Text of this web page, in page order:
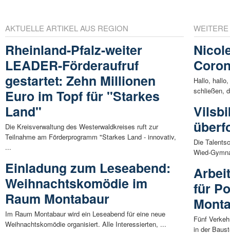
AKTUELLE ARTIKEL AUS REGION
Rheinland-Pfalz-weiter
LEADER-Förderaufruf
gestartet: Zehn Millionen
Euro im Topf für "Starkes
Land"
Die Kreisverwaltung des Westerwaldkreises ruft zur
Teilnahme am Förderprogramm "Starkes Land - innovativ,
...
Einladung zum Leseabend:
Weihnachtskomödie im
Raum Montabaur
Im Raum Montabaur wird ein Leseabend für eine neue
Weihnachtskomödie organisiert. Alle Interessierten, ...
Hallo,
schließen,
Die
Wied-
für
Fünf
in der